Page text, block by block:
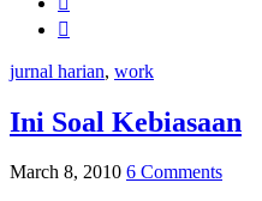
jurnal harian, work
Ini Soal Kebiasaan
March 8, 2010 6 Comments